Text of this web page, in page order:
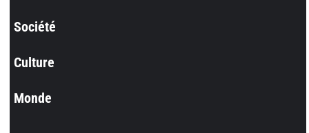
Société
Culture
Monde